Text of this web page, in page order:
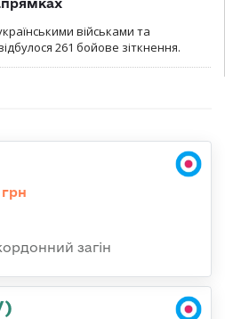
військами та
261 бойове зіткнення.
загін